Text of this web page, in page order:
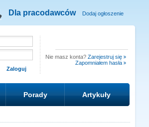
Dla pracodawców Dodaj ogłoszenie
Nie masz konta? Zarejestruj się
Zapomniałem hasła
Porady Artykuły